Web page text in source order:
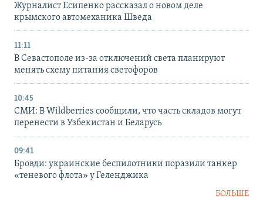
Журналист Есипенко рассказал о новом деле
крымского автомеханика Шведа
11:11
В Севастополе из-за отключений света планируют
менять схему питания светофоров
10:45
СМИ: В Wildberries сообщили, что часть складов могут
перенести в Узбекистан и Беларусь
09:41
Бровди: украинские беспилотники поразили танкер
«теневого флота» у Геленджика
БОЛЬШЕ